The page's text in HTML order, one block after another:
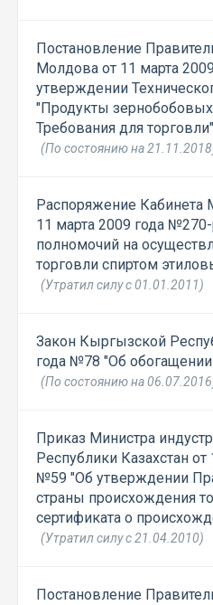
Постановление
Молдова от 11 марта
утверждении
"Продукты
Требования для торговли"
(По состоянию на
Распоряжение Кабинета
11 марта 2009 года
полномочий на
торговли спиртом
(Утратил силу с 01.01.2011)
Закон Кыргызской
года №78 "Об
(По состоянию на
Приказ Министра
Республики Казахстан от
№59 "Об утверждении
страны происхождения
сертификата о
(Утратил силу с 21.04.2010)
Постановление